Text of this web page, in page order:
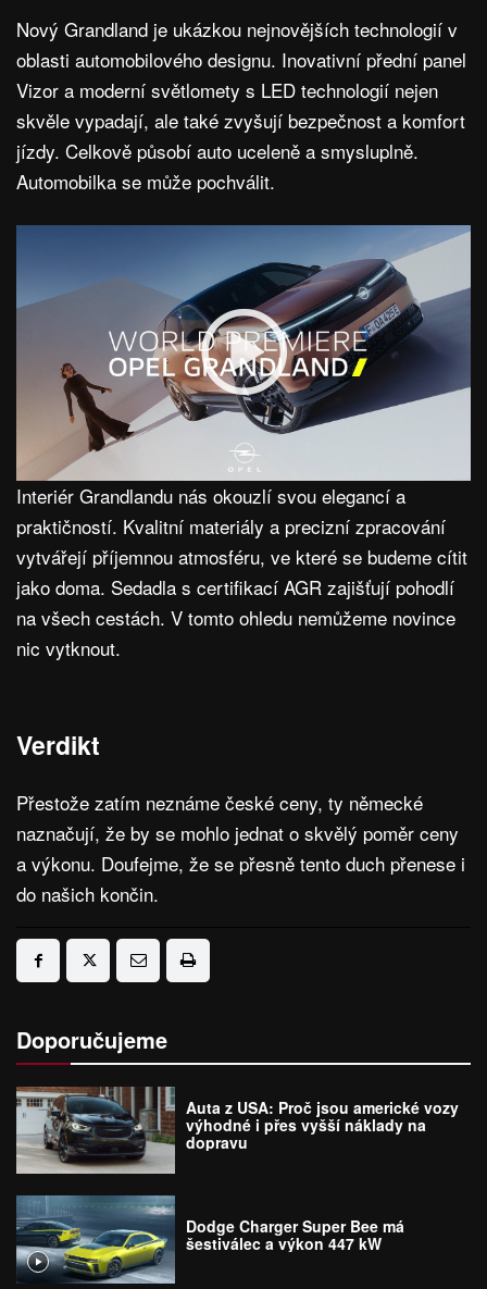
Nový Grandland je ukázkou nejnovějších technologií v
oblasti automobilového designu. Inovativní přední panel
Vizor a moderní světlomety s LED technologií nejen
skvěle vypadají, ale také zvyšují bezpečnost a komfort
jízdy. Celkově působí auto uceleně a smysluplně.
Automobilka se může pochválit.
Interiér Grandlandu nás okouzlí svou elegancí a
praktičností. Kvalitní materiály a precizní zpracování
vytvářejí příjemnou atmosféru, ve které se budeme cítit
jako doma. Sedadla s certifikací AGR zajišťují pohodlí
na všech cestách. V tomto ohledu nemůžeme novince
nic vytknout.
Verdikt
Přestože zatím neznáme české ceny, ty německé
naznačují, že by se mohlo jednat o skvělý poměr ceny
a výkonu. Doufejme, že se přesně tento duch přenese i
do našich končin.
Doporučujeme
Auta z USA: Proč jsou americké vozy
výhodné i přes vyšší náklady na
dopravu
Dodge Charger Super Bee má
šestiválec a výkon 447 kW